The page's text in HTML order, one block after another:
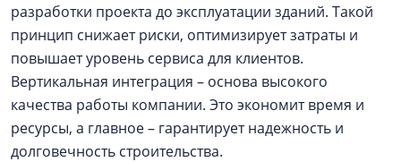
разработки проекта до эксплуатации зданий. Такой
принцип снижает риски, оптимизирует затраты и
повышает уровень сервиса для клиентов.
Вертикальная интеграция – основа высокого
качества работы компании. Это экономит время и
ресурсы, а главное – гарантирует надежность и
долговечность строительства.